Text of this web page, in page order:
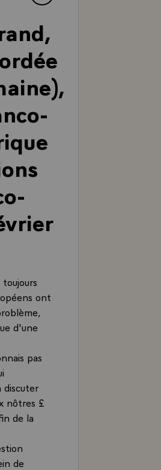
ont
d'une
pas
discuter
nôtres £
de la
de